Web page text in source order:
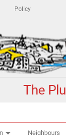
Policy
The
Neighbours